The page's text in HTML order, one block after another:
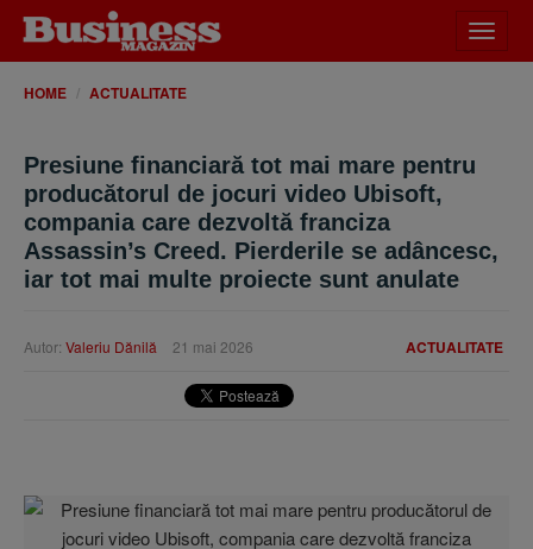
meniu
HOME ACTUALITATE
Presiune financiară tot mai mare pentru
producătorul de jocuri video Ubisoft,
compania care dezvoltă franciza
Assassin’s Creed. Pierderile se adâncesc,
iar tot mai multe proiecte sunt anulate
ACTUALITATE
Autor: Valeriu Dănilă 21 mai 2026